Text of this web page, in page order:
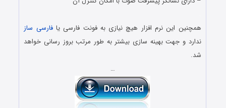
همچنین این نرم افزار هیچ نیازی به فونت فارسی یافارسی ساز
ندارد و جهت بهینه سازی بیشتر به طور مرتب بروز رسانی خواهد
شد.
…